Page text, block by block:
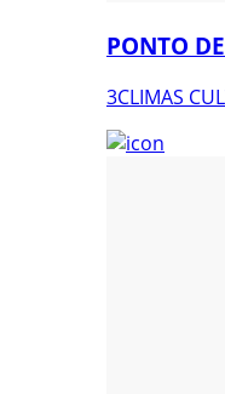
PONTO
3CLIMAS